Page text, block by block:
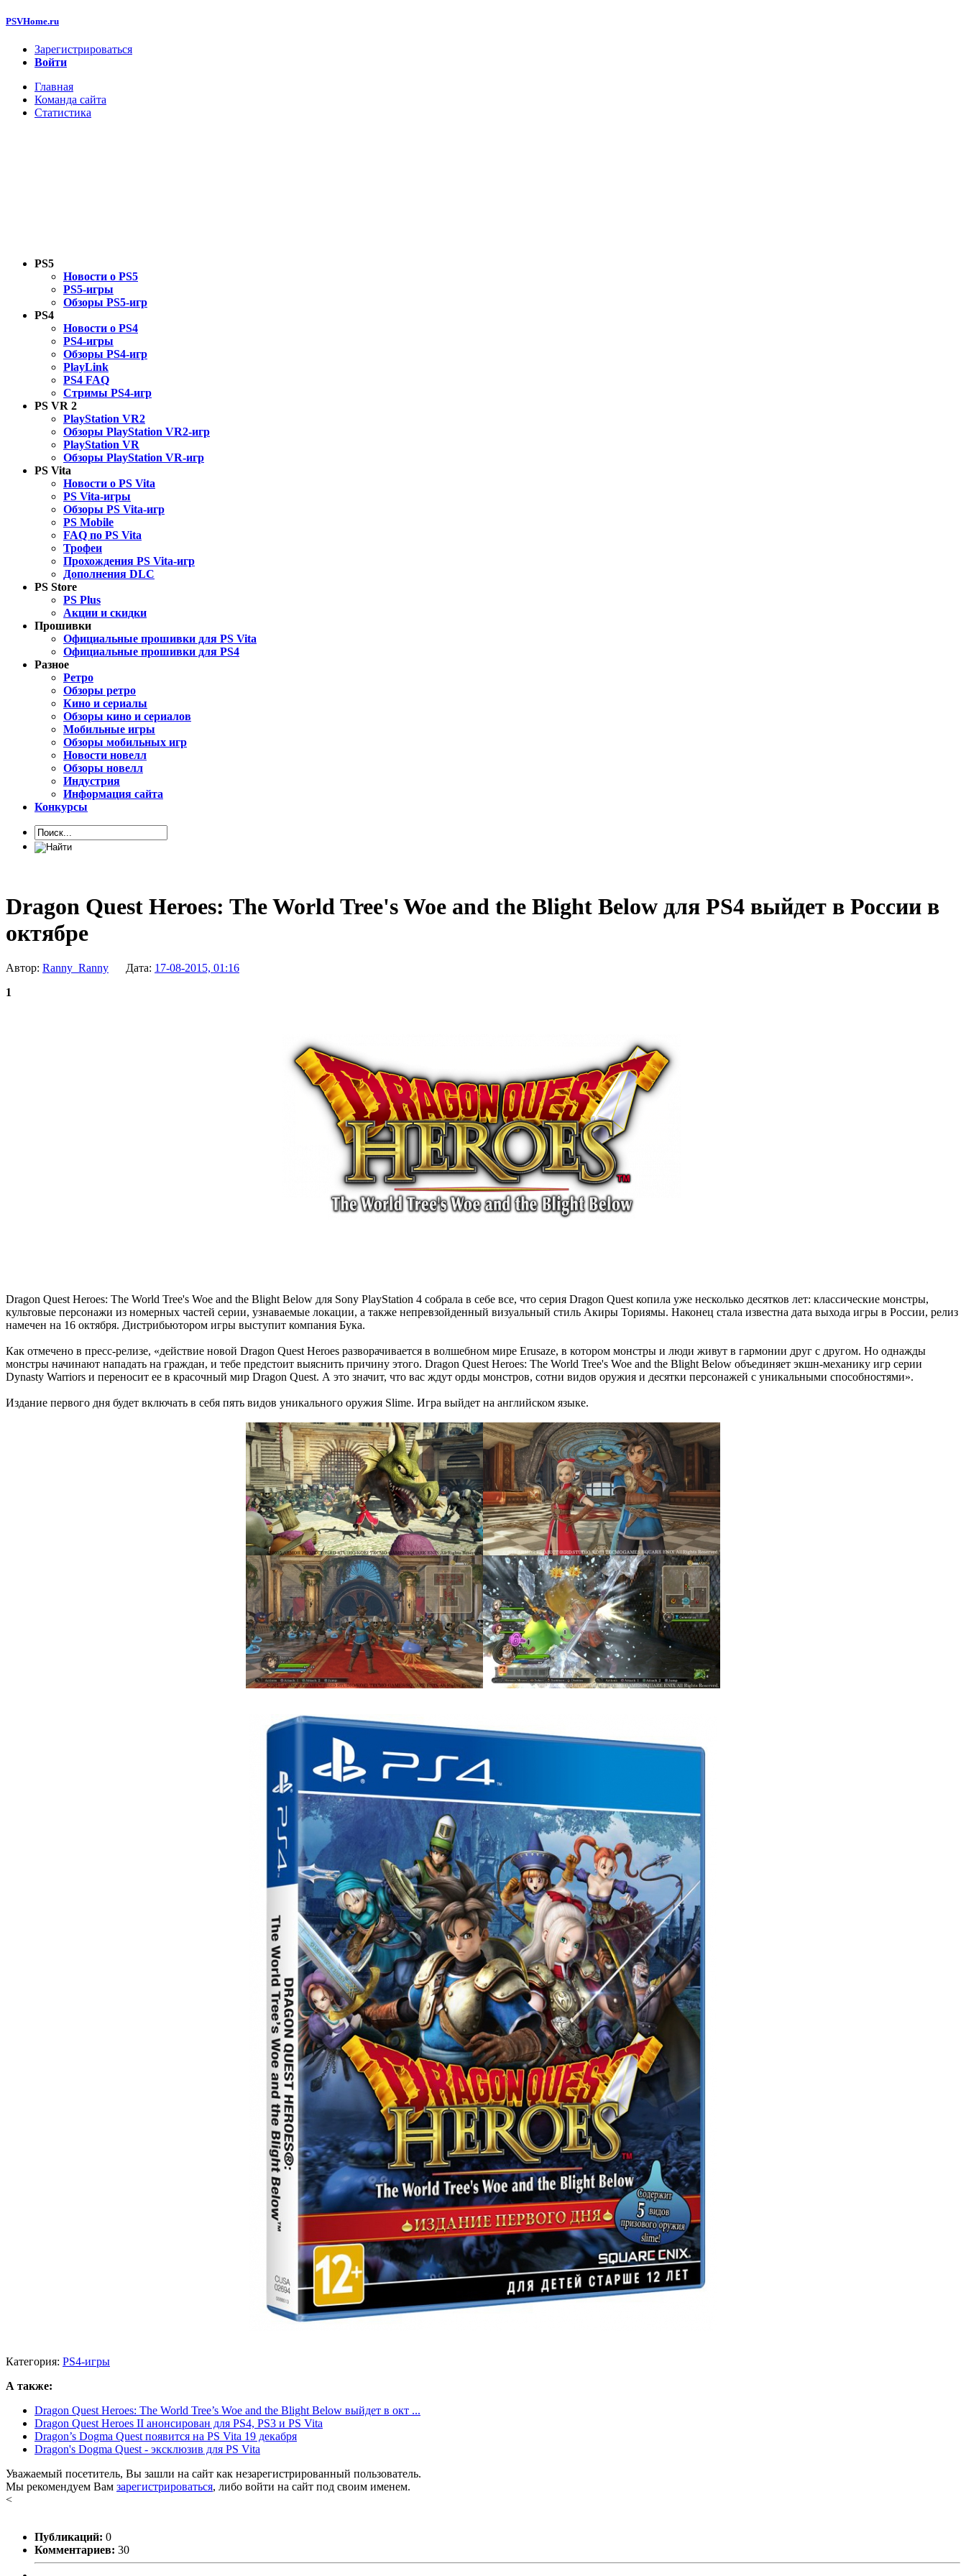
PSVHome.ru
Зарегистрироваться
Войти
Главная
Команда сайта
Статистика
PS5
Новости о PS5
PS5-игры
Обзоры PS5-игр
PS4
Новости о PS4
PS4-игры
Обзоры PS4-игр
PlayLink
PS4 FAQ
Стримы PS4-игр
PS VR 2
PlayStation VR2
Обзоры PlayStation VR2-игр
PlayStation VR
Обзоры PlayStation VR-игр
PS Vita
Новости о PS Vita
PS Vita-игры
Обзоры PS Vita-игр
PS Mobile
FAQ по PS Vita
Трофеи
Прохождения PS Vita-игр
Дополнения DLC
PS Store
PS Plus
Акции и скидки
Прошивки
Официальные прошивки для PS Vita
Официальные прошивки для PS4
Разное
Ретро
Обзоры ретро
Кино и сериалы
Обзоры кино и сериалов
Мобильные игры
Обзоры мобильных игр
Новости новелл
Обзоры новелл
Индустрия
Информация сайта
Конкурсы
Dragon Quest Heroes: The World Tree's Woe and the Blight Below для PS4 выйдет в России в
октябре
Автор: Ranny_Ranny Дата: 17-08-2015, 01:16
1
Dragon Quest Heroes: The World Tree's Woe and the Blight Below для Sony PlayStation 4 собрала в себе все, что серия Dragon Quest копила уже несколько десятков лет: классические монстры,
культовые персонажи из номерных частей серии, узнаваемые локации, а также непревзойденный визуальный стиль Акиры Ториямы. Наконец стала известна дата выхода игры в России, релиз
намечен на 16 октября. Дистрибьютором игры выступит компания Бука.
Как отмечено в пресс-релизе, «действие новой Dragon Quest Heroes разворачивается в волшебном мире Erusaze, в котором монстры и люди живут в гармонии друг с другом. Но однажды
монстры начинают нападать на граждан, и тебе предстоит выяснить причину этого. Dragon Quest Heroes: The World Tree's Woe and the Blight Below объединяет экшн-механику игр серии
Dynasty Warriors и переносит ее в красочный мир Dragon Quest. А это значит, что вас ждут орды монстров, сотни видов оружия и десятки персонажей с уникальными способностями».
Издание первого дня будет включать в себя пять видов уникального оружия Slime. Игра выйдет на английском языке.
Категория: PS4-игры
А также:
Dragon Quest Heroes: The World Tree’s Woe and the Blight Below выйдет в окт ...
Dragon Quest Heroes II анонсирован для PS4, PS3 и PS Vita
Dragon’s Dogma Quest появится на PS Vita 19 декабря
Dragon's Dogma Quest - эксклюзив для PS Vita
Уважаемый посетитель, Вы зашли на сайт как незарегистрированный пользователь.
Мы рекомендуем Вам зарегистрироваться, либо войти на сайт под своим именем.
<
Публикаций: 0
Комментариев: 30